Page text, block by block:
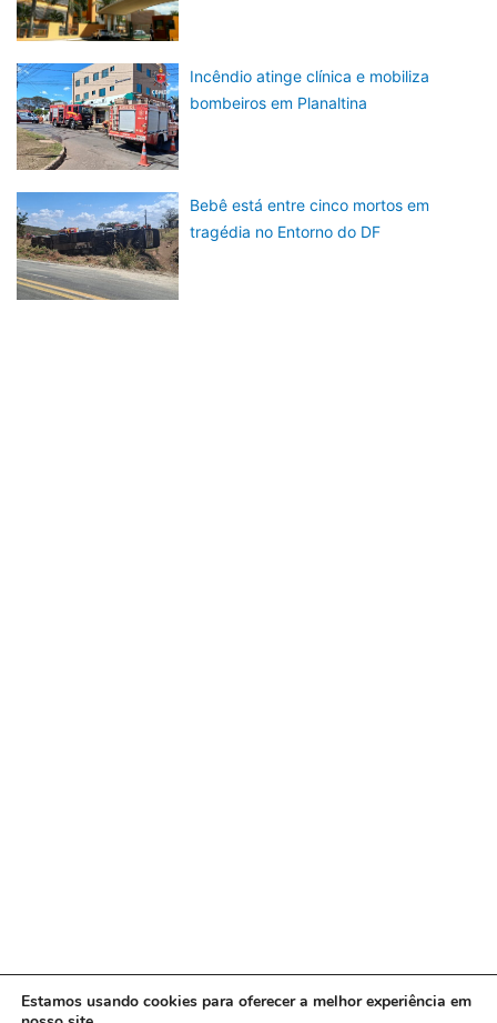
Incêndio atinge clínica e mobiliza
bombeiros em Planaltina
Bebê está entre cinco mortos em
tragédia no Entorno do DF
Estamos usando cookies para oferecer a melhor experiência em